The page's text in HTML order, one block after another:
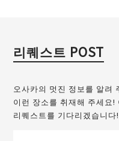
리퀘스트 POST
오사카의 멋진 정보를 알려
이런 장소를 취재해 주세요
리퀘스트를 기다리겠습니다!